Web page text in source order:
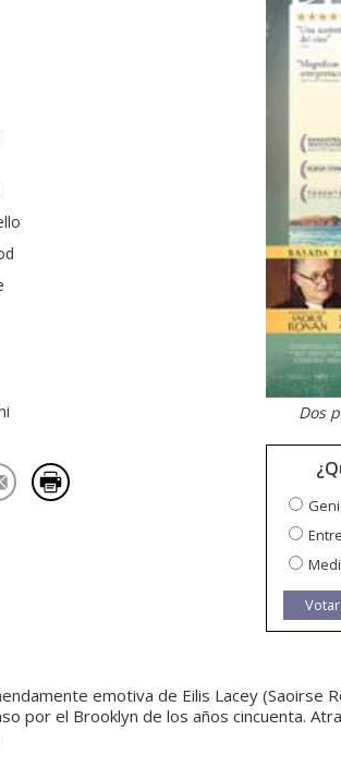
Dos
Votar
emotiva de Eilis Lacey (Saoirse
por el Brooklyn de los años cincuenta.